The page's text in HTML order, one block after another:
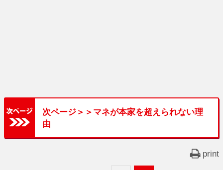
次ページ＞＞マネが本家を超えられない理
由
print